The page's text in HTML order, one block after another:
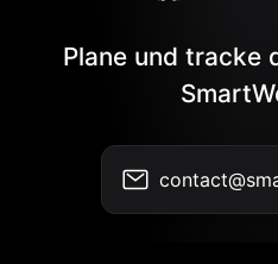
Plane und tracke